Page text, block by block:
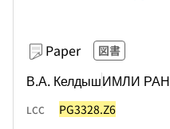
Paper 図書
В.А. КелдышИМЛИ РАН
LCC PG3328.Z6